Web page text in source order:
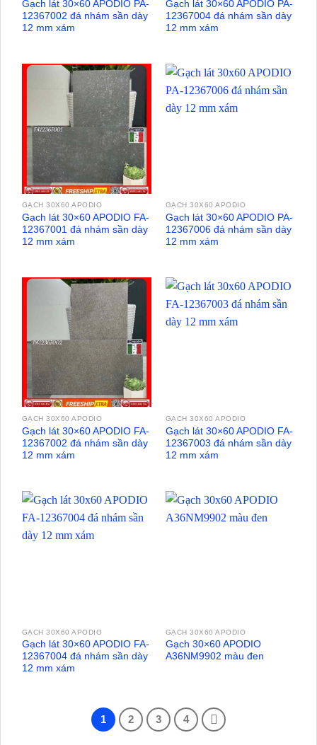
Gạch lát 30×60 APODIO PA-
12367002 đá nhám sần dày
12 mm xám
Gạch lát 30×60 APODIO PA-
12367004 đá nhám sần dày
12 mm xám
GẠCH 30X60 APODIO
Gạch lát 30×60 APODIO FA-
12367001 đá nhám sần dày
12 mm xám
GẠCH 30X60 APODIO
Gạch lát 30×60 APODIO PA-
12367006 đá nhám sần dày
12 mm xám
GẠCH 30X60 APODIO
Gạch lát 30×60 APODIO FA-
12367002 đá nhám sần dày
12 mm xám
GẠCH 30X60 APODIO
Gạch lát 30×60 APODIO FA-
12367003 đá nhám sần dày
12 mm xám
GẠCH 30X60 APODIO
Gạch lát 30×60 APODIO FA-
12367004 đá nhám sần dày
12 mm xám
GẠCH 30X60 APODIO
Gạch 30×60 APODIO
A36NM9902 màu đen
1 2 3 4